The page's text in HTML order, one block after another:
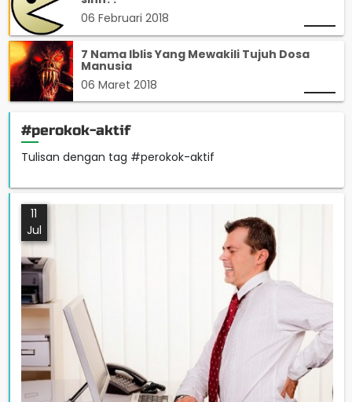
06 Februari 2018
7 Nama Iblis Yang Mewakili Tujuh Dosa
Manusia
06 Maret 2018
#perokok-aktif
Tulisan dengan tag #perokok-aktif
11
Jul